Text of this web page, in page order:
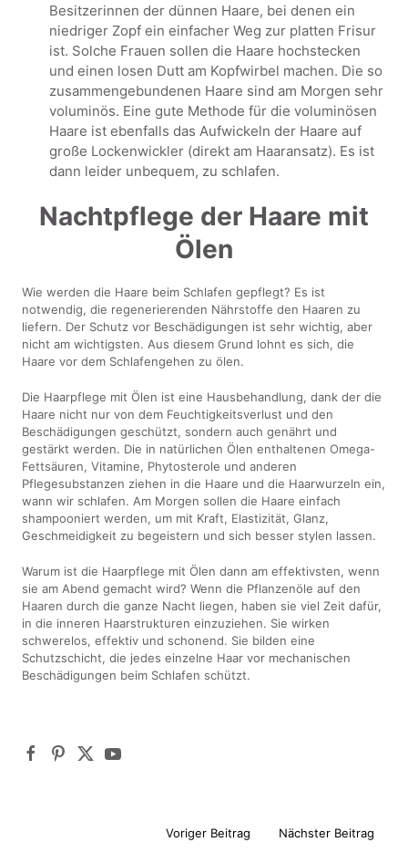
Besitzerinnen der dünnen Haare, bei denen ein
niedriger Zopf ein einfacher Weg zur platten Frisur
ist. Solche Frauen sollen die Haare hochstecken
und einen losen Dutt am Kopfwirbel machen. Die so
zusammengebundenen Haare sind am Morgen sehr
voluminös. Eine gute Methode für die voluminösen
Haare ist ebenfalls das Aufwickeln der Haare auf
große Lockenwickler (direkt am Haaransatz). Es ist
dann leider unbequem, zu schlafen.
Nachtpflege der Haare mit
Ölen
Wie werden die Haare beim Schlafen gepflegt? Es ist
notwendig, die regenerierenden Nährstoffe den Haaren zu
liefern. Der Schutz vor Beschädigungen ist sehr wichtig, aber
nicht am wichtigsten. Aus diesem Grund lohnt es sich, die
Haare vor dem Schlafengehen zu ölen.
Die Haarpflege mit Ölen ist eine Hausbehandlung, dank der die
Haare nicht nur von dem Feuchtigkeitsverlust und den
Beschädigungen geschützt, sondern auch genährt und
gestärkt werden. Die in natürlichen Ölen enthaltenen Omega-
Fettsäuren, Vitamine, Phytosterole und anderen
Pflegesubstanzen ziehen in die Haare und die Haarwurzeln ein,
wann wir schlafen. Am Morgen sollen die Haare einfach
shampooniert werden, um mit Kraft, Elastizität, Glanz,
Geschmeidigkeit zu begeistern und sich besser stylen lassen.
Warum ist die Haarpflege mit Ölen dann am effektivsten, wenn
sie am Abend gemacht wird? Wenn die Pflanzenöle auf den
Haaren durch die ganze Nacht liegen, haben sie viel Zeit dafür,
in die inneren Haarstrukturen einzuziehen. Sie wirken
schwerelos, effektiv und schonend. Sie bilden eine
Schutzschicht, die jedes einzelne Haar vor mechanischen
Beschädigungen beim Schlafen schützt.
Voriger Beitrag Nächster Beitrag